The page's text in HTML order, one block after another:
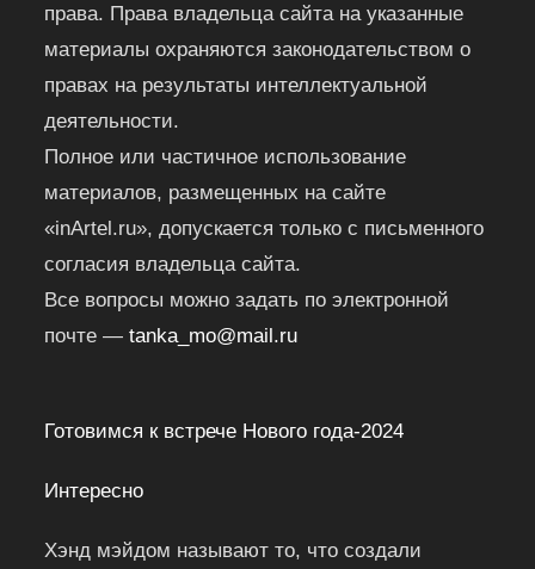
права. Права владельца сайта на указанные
материалы охраняются законодательством о
правах на результаты интеллектуальной
деятельности.
Полное или частичное использование
материалов, размещенных на сайте
«inArtel.ru», допускается только с письменного
согласия владельца сайта.
Все вопросы можно задать по электронной
почте —tanka_mo@mail.ru
Готовимся к встрече Нового года-2024
Интересно
Хэнд мэйдом называют то, что создали